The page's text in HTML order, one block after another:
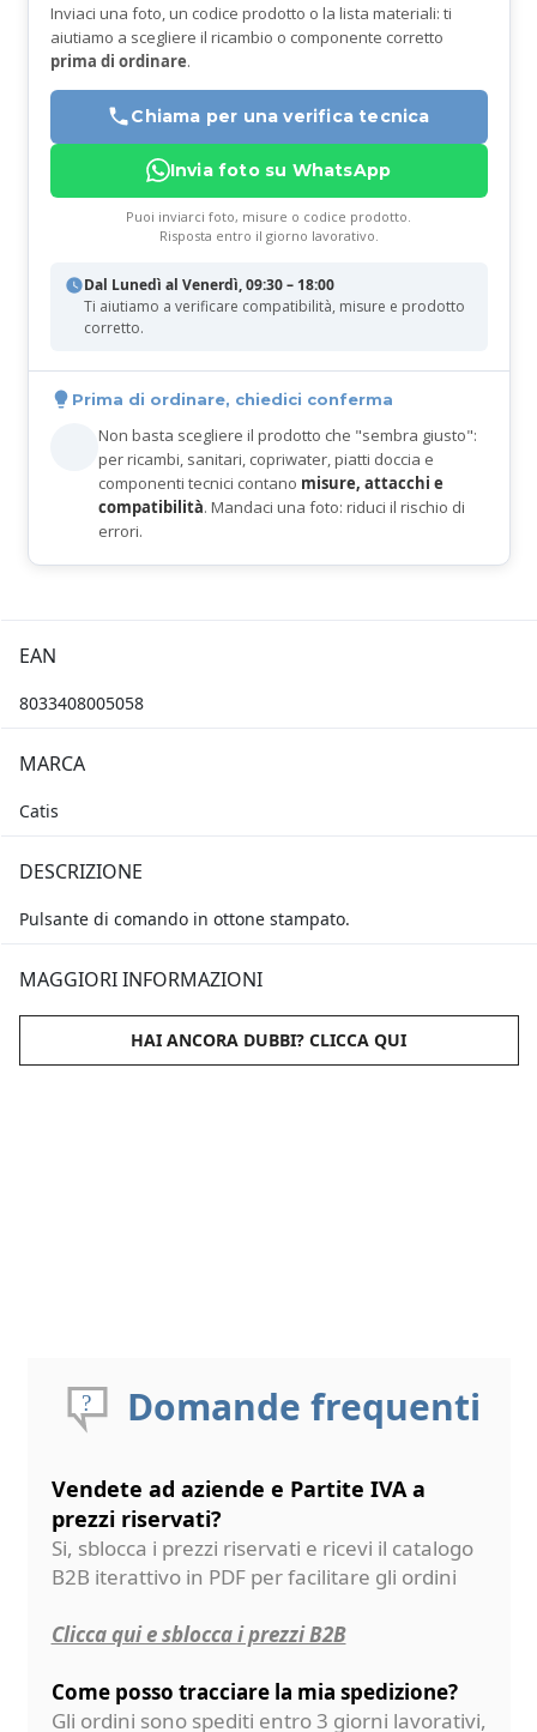
Inviaci una foto, un codice prodotto o la lista materiali: ti
aiutiamo a scegliere il ricambio o componente corretto
prima di ordinare.
Chiama per una verifica tecnica
Invia foto su WhatsApp
Puoi inviarci foto, misure o codice prodotto.
Risposta entro il giorno lavorativo.
Dal Lunedì al Venerdì, 09:30 – 18:00
Ti aiutiamo a verificare compatibilità, misure e prodotto
corretto.
Prima di ordinare, chiedici conferma
Non basta scegliere il prodotto che "sembra giusto":
per ricambi, sanitari, copriwater, piatti doccia e
componenti tecnici contano misure, attacchi e
compatibilità. Mandaci una foto: riduci il rischio di
errori.
EAN
8033408005058
MARCA
Catis
DESCRIZIONE
Pulsante di comando in ottone stampato.
MAGGIORI INFORMAZIONI
HAI ANCORA DUBBI? CLICCA QUI
Domande frequenti
Vendete ad aziende e Partite IVA a
prezzi riservati?
Si, sblocca i prezzi riservati e ricevi il catalogo
B2B iterattivo in PDF per facilitare gli ordini
Clicca qui e sblocca i prezzi B2B
Come posso tracciare la mia spedizione?
Gli ordini sono spediti entro 3 giorni lavorativi,